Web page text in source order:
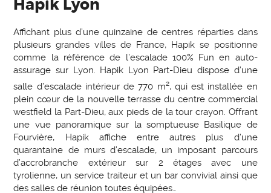
Hapik Lyon
Affichant plus d’une quinzaine de centres réparties dans
plusieurs grandes villes de France, Hapik se positionne
comme la référence de l’escalade 100% Fun en auto-
assurage sur Lyon. Hapik Lyon Part-Dieu dispose d’une
salle d’escalade intérieur de 770 m2, qui est installée en
plein cœur de la nouvelle terrasse du centre commercial
westfield la Part-Dieu, aux pieds de la tour crayon. Offrant
une vue panoramique sur la somptueuse Basilique de
Fourvière, Hapik affiche entre autres plus d’une
quarantaine de murs d’escalade, un imposant parcours
d’accrobranche extérieur sur 2 étages avec une
tyrolienne, un service traiteur et un bar convivial ainsi que
des salles de réunion toutes équipées…